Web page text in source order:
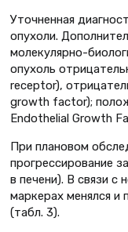
Уточненная
опухоли.
молекулярно-
опухоль
receptor),
growth factor);
Endothelial Growth
При плановом
прогрессирование
в печени). В связи с
маркерах менялся и
(табл. 3).